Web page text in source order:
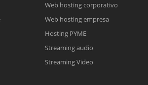
enviarán un correo electrónico con el enlace a
para la reunión online.
Cotización
y nos contactaremos a la brevedad.
Chat Online
correo electrónico con sus datos personales.
Web hosting corporativo
Web hosting empresa
Hosting PYME
Streaming audio
Streaming Video